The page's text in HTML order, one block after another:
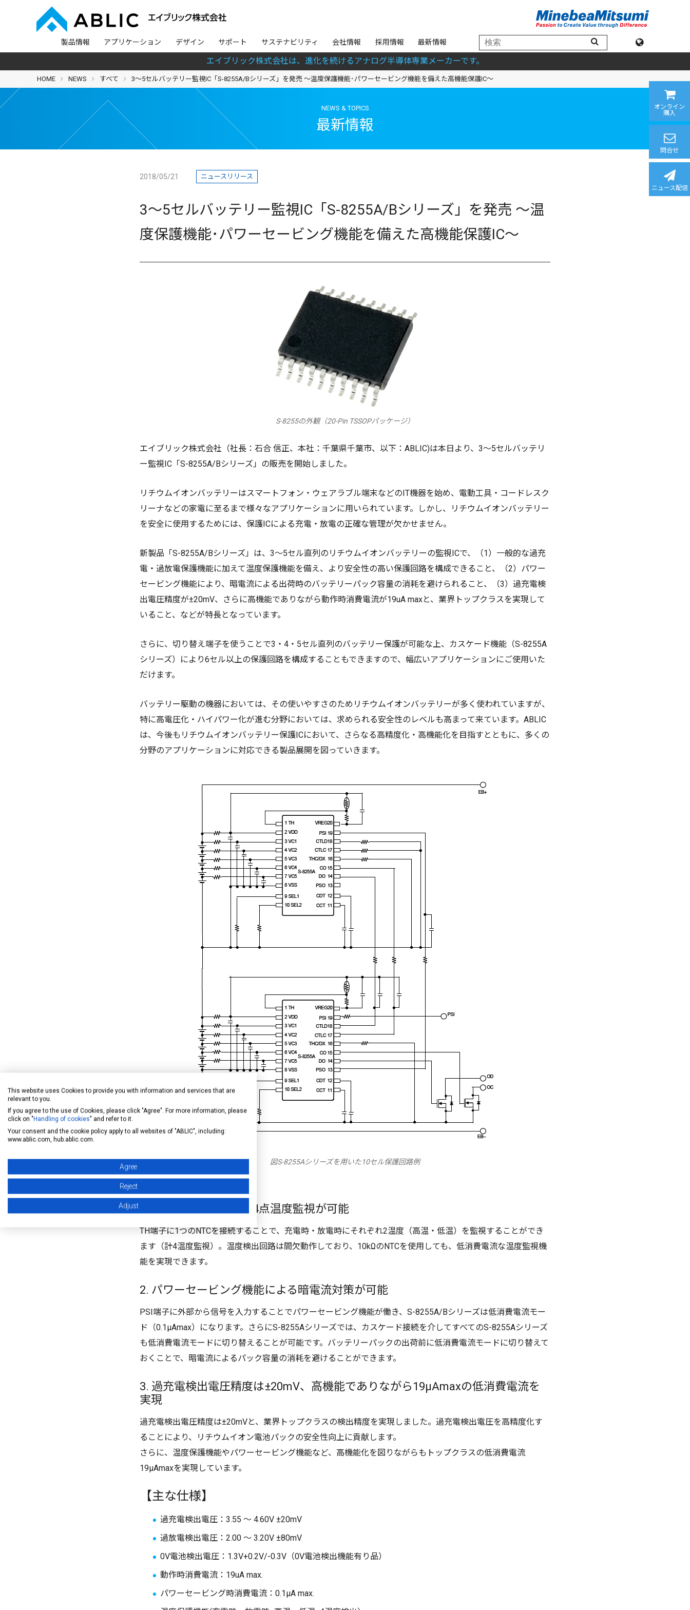
製品情報 アプリケーション デザイン サポート サステナビリティ 会社情報 採用情報 最新情報
エイブリック株式会社は、進化を続けるアナログ半導体専業メーカーです。
HOME NEWS すべて 3～5セルバッテリー監視IC「S-8255A/Bシリーズ」を発売 ～温度保護機能･パワーセービング機能を備えた高機能保護IC～
オンライン
購入
問合せ
ニュース配信
NEWS & TOPICS
最新情報
2018/05/21 ニュースリリース
3～5セルバッテリー監視IC「S-8255A/Bシリーズ」を発売 ～温
度保護機能･パワーセービング機能を備えた高機能保護IC～
S-8255の外観（20-Pin TSSOPパッケージ）
エイブリック株式会社（社長：石合 信正、本社：千葉県千葉市、以下：ABLIC)は本日より、3～5セルバッテリ
ー監視IC「S-8255A/Bシリーズ」の販売を開始しました。
リチウムイオンバッテリーはスマートフォン・ウェアラブル端末などのIT機器を始め、電動工具・コードレスク
リーナなどの家電に至るまで様々なアプリケーションに用いられています。しかし、リチウムイオンバッテリー
を安全に使用するためには、保護ICによる充電・放電の正確な管理が欠かせません。
新製品「S-8255A/Bシリーズ」は、3～5セル直列のリチウムイオンバッテリーの監視ICで、（1）一般的な過充
電・過放電保護機能に加えて温度保護機能を備え、より安全性の高い保護回路を構成できること、（2）パワー
セービング機能により、暗電流による出荷時のバッテリーパック容量の消耗を避けられること、（3）過充電検
出電圧精度が±20mV、さらに高機能でありながら動作時消費電流が19uA maxと、業界トップクラスを実現して
いること、などが特長となっています。
さらに、切り替え端子を使うことで3・4・5セル直列のバッテリー保護が可能な上、カスケード機能（S-8255A
シリーズ）により6セル以上の保護回路を構成することもできますので、幅広いアプリケーションにご使用いた
だけます。
バッテリー駆動の機器においては、その使いやすさのためリチウムイオンバッテリーが多く使われていますが、
特に高電圧化・ハイパワー化が進む分野においては、求められる安全性のレベルも高まって来ています。ABLIC
は、今後もリチウムイオンバッテリー保護ICにおいて、さらなる高精度化・高機能化を目指すとともに、多くの
分野のアプリケーションに対応できる製品展開を図っていきます。
図S-8255Aシリーズを用いた10セル保護回路例
1. 温度保護機能による4点温度監視が可能
TH端子に1つのNTCを接続することで、充電時・放電時にそれぞれ2温度（高温・低温）を監視することができ
ます（計4温度監視）。温度検出回路は間欠動作しており、10kΩのNTCを使用しても、低消費電流な温度監視機
能を実現できます。
2. パワーセービング機能による暗電流対策が可能
PSI端子に外部から信号を入力することでパワーセービング機能が働き、S-8255A/Bシリーズは低消費電流モー
ド（0.1μAmax）になります。さらにS-8255Aシリーズでは、カスケード接続を介してすべてのS-8255Aシリーズ
も低消費電流モードに切り替えることが可能です。バッテリーパックの出荷前に低消費電流モードに切り替えて
おくことで、暗電流によるパック容量の消耗を避けることができます。
3. 過充電検出電圧精度は±20mV、高機能でありながら19μAmaxの低消費電流を
実現
過充電検出電圧精度は±20mVと、業界トップクラスの検出精度を実現しました。過充電検出電圧を高精度化す
ることにより、リチウムイオン電池パックの安全性向上に貢献します。
さらに、温度保護機能やパワーセービング機能など、高機能化を図りながらもトップクラスの低消費電流
19μAmaxを実現しています。
【主な仕様】
過充電検出電圧：3.55 ～ 4.60V ±20mV
過放電検出電圧：2.00 ～ 3.20V ±80mV
0V電池検出電圧：1.3V+0.2V/-0.3V（0V電池検出機能有り品）
動作時消費電流：19uA max.
パワーセービング時消費電流：0.1μA max.
This website uses Cookies to provide you with information and services that are
relevant to you.
If you agree to the use of Cookies, please click "Agree". For more information, please
click on "Handling of cookies" and refer to it.
Your consent and the cookie policy apply to all websites of "ABLIC", including:
www.ablic.com, hub.ablic.com.
Agree
Reject
Adjust